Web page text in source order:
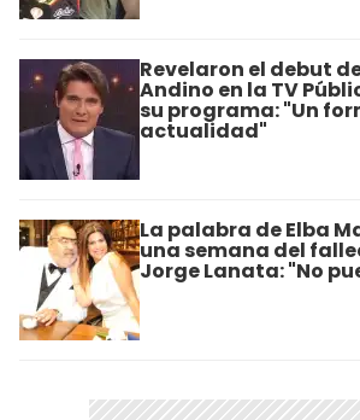
Revelaron el debut
Andino en la TV
su programa: "Un
actualidad"
La palabra de Elba
una semana del
Jorge Lanata: "No